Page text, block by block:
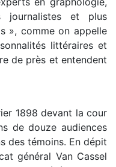
journalistes et plus
», comme on appelle
littéraires et
de près et entendent
1898 devant la cour
de douze audiences
des témoins. En dépit
général Van Cassel